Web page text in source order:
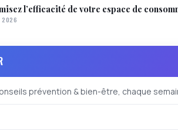
l’efficacité de votre espace de
2026
prévention & bien-être, chaque